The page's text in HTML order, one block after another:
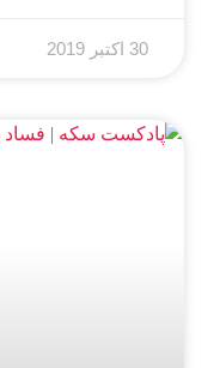
30 اکتبر 2019